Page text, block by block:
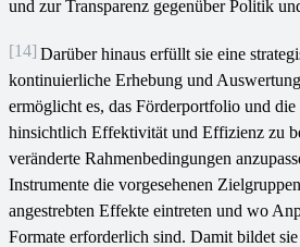
und zur Transparenz gegenüber Politik
[14] Darüber hinaus erfüllt sie eine
kontinuierliche Erhebung und
ermöglicht es, das Förderportfolio und
hinsichtlich Effektivität und Effizienz zu
veränderte Rahmenbedingungen
Instrumente die vorgesehenen
angestrebten Effekte eintreten und wo
Formate erforderlich sind. Damit bildet